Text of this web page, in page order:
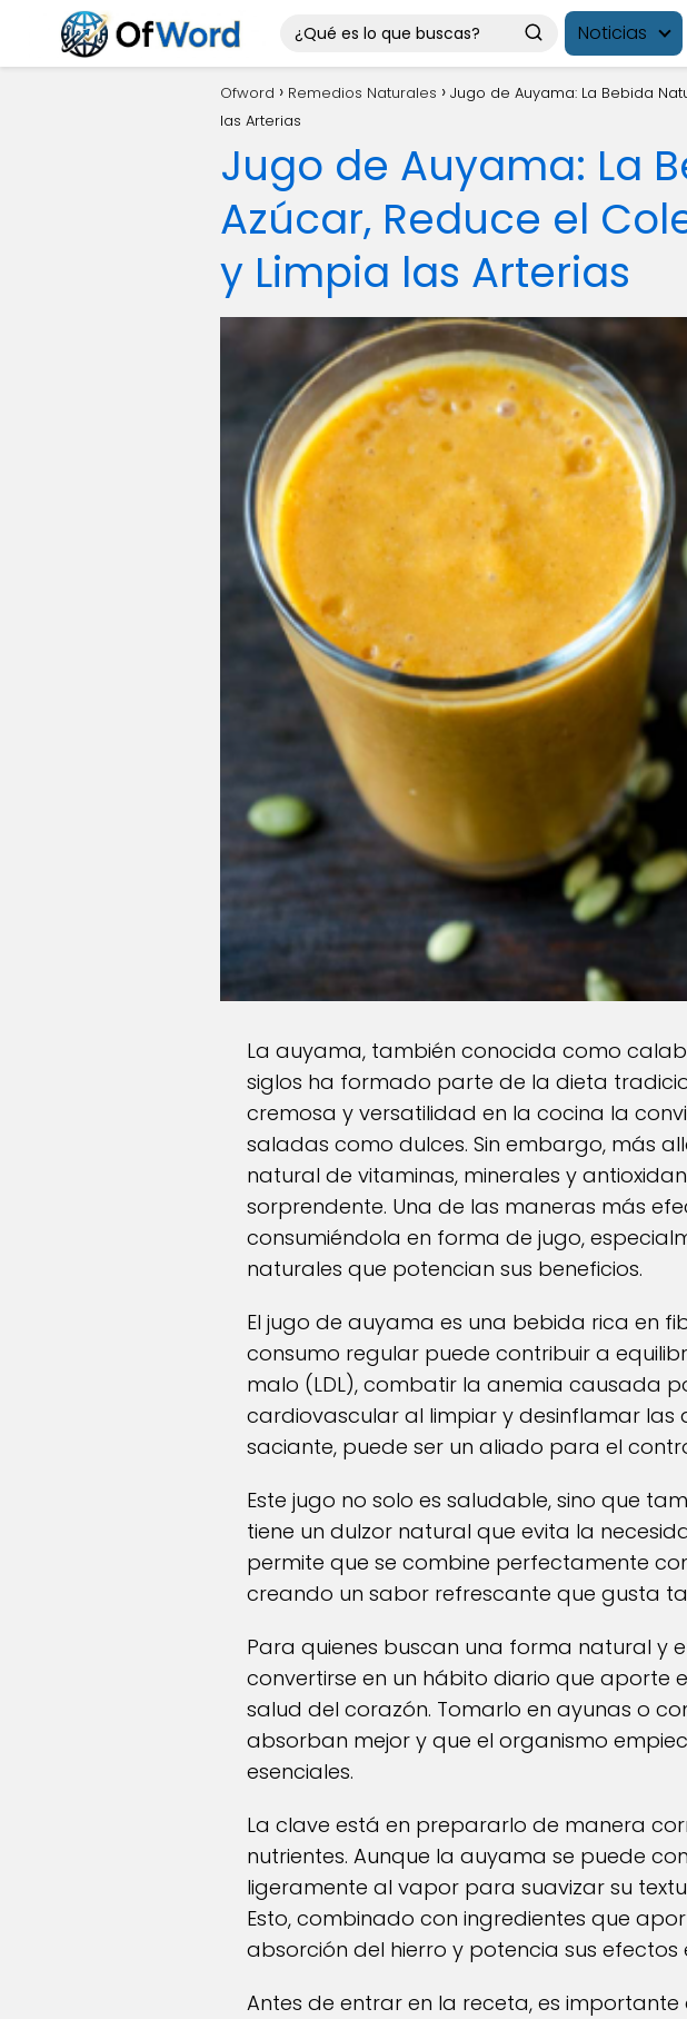
Noticias
Ofword Remedios Naturales
Jugo de Auyama: La Bebida
las Arterias
Jugo de Auyama: La
Azúcar, Reduce el
y Limpia las Arterias
La auyama, también conocida como
siglos ha formado parte de la dieta
cremosa y versatilidad en la cocina la
saladas como dulces. Sin embargo, más
natural de vitaminas, minerales y
sorprendente. Una de las maneras más
consumiéndola en forma de jugo,
naturales que potencian sus beneficios.
El jugo de auyama es una bebida rica en
consumo regular puede contribuir a
malo (LDL), combatir la anemia causada
cardiovascular al limpiar y desinflamar las
saciante, puede ser un aliado para el
Este jugo no solo es saludable, sino que
tiene un dulzor natural que evita la
permite que se combine perfectamente
creando un sabor refrescante que gusta
Para quienes buscan una forma natural y
convertirse en un hábito diario que aporte
salud del corazón. Tomarlo en ayunas o
absorban mejor y que el organismo
esenciales.
La clave está en prepararlo de manera
nutrientes. Aunque la auyama se puede
ligeramente al vapor para suavizar su
Esto, combinado con ingredientes que
absorción del hierro y potencia sus efectos
Antes de entrar en la receta, es